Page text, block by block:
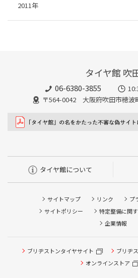
2011年
タイヤ館 吹
06-6380-3855
〒564-0042 大阪府吹田市穂波
タイヤ館について
サイトマップ リンク
プ
サイトポリシー
特定整備に関
企業情報
ブリヂストンタイヤサイト
ブリヂ
オンラインストア
タイヤ点検・安全点検/タイヤ履き
ピット作業の予約